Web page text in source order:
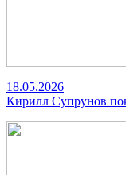
18.05.2026
Кирилл Супрунов